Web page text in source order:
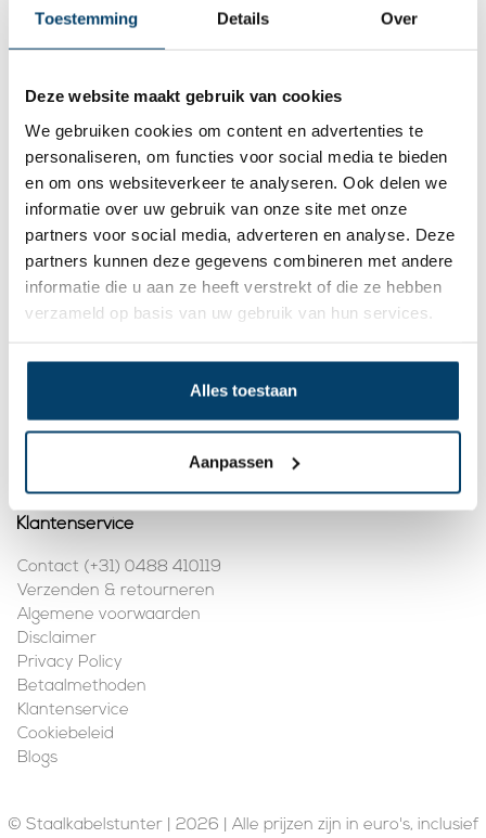
Toestemming Details Over
Deze website maakt gebruik van cookies
We gebruiken cookies om content en advertenties te
personaliseren, om functies voor social media te bieden
en om ons websiteverkeer te analyseren. Ook delen we
informatie over uw gebruik van onze site met onze
partners voor social media, adverteren en analyse. Deze
partners kunnen deze gegevens combineren met andere
informatie die u aan ze heeft verstrekt of die ze hebben
verzameld op basis van uw gebruik van hun services.
Alles toestaan
Aanpassen
Bekijk product
Op voorraad
Bekijk product
Contact
Adres:Dalwagenseweg 91 4043MV Opheusden
E-mail: info@staalkabelstunter.com
Telefoonnummer: +31488410119
KVK nummer:
78463092
BTW nummer:
Registreren
Klantenservice
Contact (+31) 0488 410119
Verzenden & retourneren
Algemene voorwaarden
Disclaimer
Privacy Policy
Betaalmethoden
Klantenservice
Cookiebeleid
Blogs
© Staalkabelstunter | 2026 | Alle prijzen zijn in euro's, inclusief